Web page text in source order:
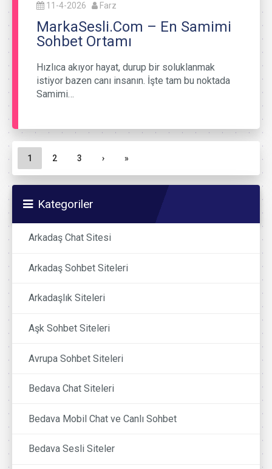
11-4-2026 Farz
MarkaSesli.Com – En Samimi
Sohbet Ortamı
Hızlıca akıyor hayat, durup bir soluklanmak
istiyor bazen canı insanın. İşte tam bu noktada
Samimi…
Sayfa gezinme
Geçerli Sayfa
1 Sayfa
2 Sayfa
3 › »
Kategoriler
Arkadaş Chat Sitesi
Arkadaş Sohbet Siteleri
Arkadaşlık Siteleri
Aşk Sohbet Siteleri
Avrupa Sohbet Siteleri
Bedava Chat Siteleri
Bedava Mobil Chat ve Canlı Sohbet
Bedava Sesli Siteler